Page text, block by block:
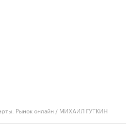
Рынок онлайн / МИХАИЛ ГУТКИН